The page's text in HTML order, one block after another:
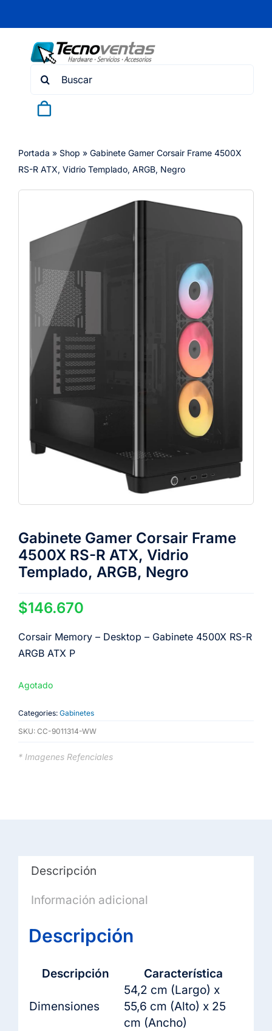
content
Search
Portada » Shop » Gabinete Gamer Corsair Frame 4500X
RS-R ATX, Vidrio Templado, ARGB, Negro
Gabinete Gamer Corsair Frame
4500X RS-R ATX, Vidrio
Templado, ARGB, Negro
$146.670
Corsair Memory – Desktop – Gabinete 4500X RS-R
ARGB ATX P
Agotado
Categories: Gabinetes
SKU: CC-9011314-WW
* Imagenes Refenciales
Descripción
Información adicional
Descripción
Descripción Característica
Dimensiones
54,2 cm (Largo) x
55,6 cm (Alto) x 25
cm (Ancho)